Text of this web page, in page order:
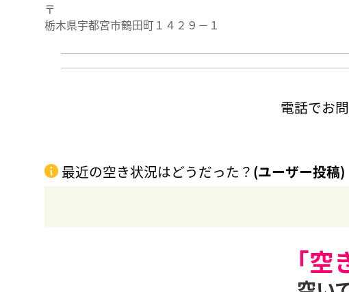
〒
栃木県宇都宮市鶴田町１４２９－１
電話でお
最近の空き状況はどうだった？ (ユーザー投稿)
「空